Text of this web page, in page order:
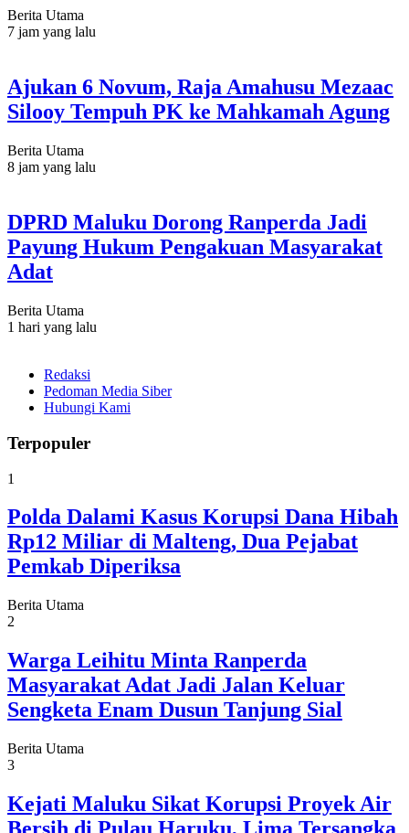
Berita Utama
7 jam yang lalu
Ajukan 6 Novum, Raja Amahusu Mezaac
Silooy Tempuh PK ke Mahkamah Agung
Berita Utama
8 jam yang lalu
DPRD Maluku Dorong Ranperda Jadi
Payung Hukum Pengakuan Masyarakat
Adat
Berita Utama
1 hari yang lalu
Redaksi
Pedoman Media Siber
Hubungi Kami
Terpopuler
1
Polda Dalami Kasus Korupsi Dana Hibah
Rp12 Miliar di Malteng, Dua Pejabat
Pemkab Diperiksa
Berita Utama
2
Warga Leihitu Minta Ranperda
Masyarakat Adat Jadi Jalan Keluar
Sengketa Enam Dusun Tanjung Sial
Berita Utama
3
Kejati Maluku Sikat Korupsi Proyek Air